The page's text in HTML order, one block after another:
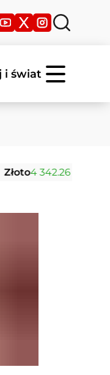
i świat
USD (0.00%)